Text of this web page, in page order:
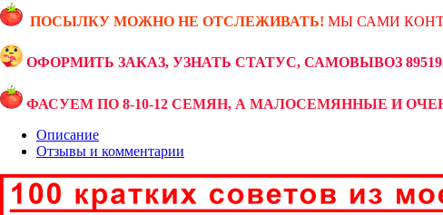
ПОСЫЛКУ МОЖНО НЕ ОТСЛЕЖИВАТЬ! МЫ САМИ
ОФОРМИТЬ ЗАКАЗ, УЗНАТЬ СТАТУС, САМОВЫВОЗ
ФАСУЕМ ПО 8-10-12 СЕМЯН, А МАЛОСЕМЯННЫЕ И
Описание
Отзывы и комментарии